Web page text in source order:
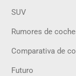
SUV
Rumores de
Comparativa de
Futuro